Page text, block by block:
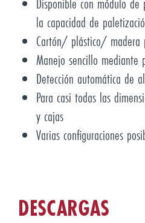
la capacidad de
Cartón/ plástico/ madera
Manejo sencillo mediante
Detección automática de
Para casi todas las
y cajas
Varias configuraciones
DESCARGAS